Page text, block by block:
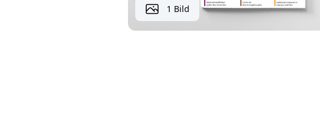
1 Bild